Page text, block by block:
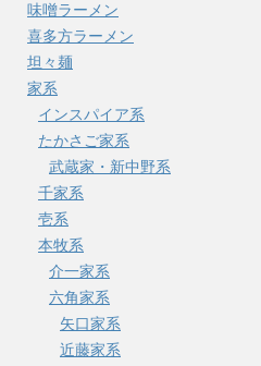
味噌ラーメン
喜多方ラーメン
坦々麺
家系
インスパイア系
たかさご家系
武蔵家・新中野系
千家系
壱系
本牧系
介一家系
六角家系
矢口家系
近藤家系